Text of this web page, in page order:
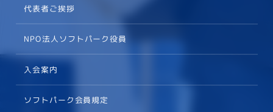
代表者ご挨拶
NPO法人ソフトパーク役員
入会案内
ソフトパーク会員規定